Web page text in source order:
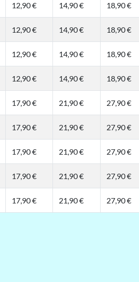
12,90 € 14,90 € 18,90 €
12,90 € 14,90 € 18,90 €
12,90 € 14,90 € 18,90 €
12,90 € 14,90 € 18,90 €
17,90 € 21,90 € 27,90 €
17,90 € 21,90 € 27,90 €
17,90 € 21,90 € 27,90 €
17,90 € 21,90 € 27,90 €
17,90 € 21,90 € 27,90 €